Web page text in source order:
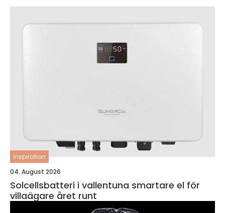
inspiration
04. August 2026
Solcellsbatteri i vallentuna smartare el för
villaägare året runt